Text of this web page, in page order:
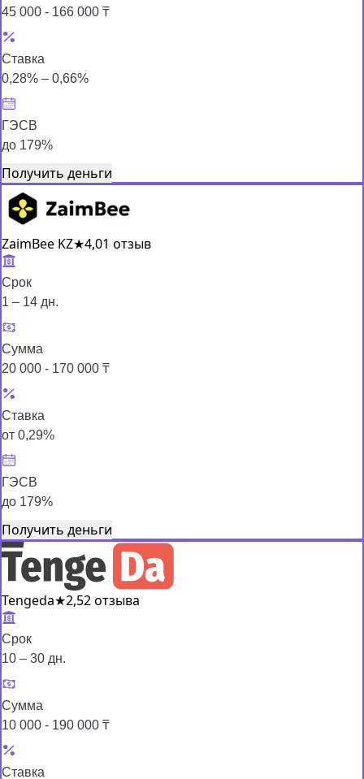
45 000 - 166 000 ₸
Ставка
0,28% – 0,66%
ГЭСВ
до 179%
Получить деньги
ZaimBee KZ★4,01 отзыв
Срок
1 – 14 дн.
Сумма
20 000 - 170 000 ₸
Ставка
от 0,29%
ГЭСВ
до 179%
Получить деньги
Tengeda★2,52 отзыва
Срок
10 – 30 дн.
Сумма
10 000 - 190 000 ₸
Ставка